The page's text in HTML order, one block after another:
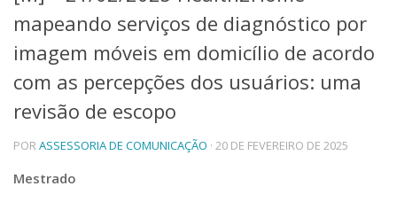
Telefones e Mapas
Pessoas
Ensino
Graduação
Pós-Graduação
Educação a distância
Cursos de Extensão
Pesquisa e Inovação
mapeando serviços de diagnóstico por
imagem móveis em domicílio de acordo
com as percepções dos usuários: uma
revisão de escopo
PORASSESSORIA DE COMUNICAÇÃO · 20 DE FEVEREIRO DE 2025
Mestrado